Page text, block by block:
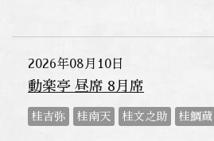
2026年08月10日
動楽亭 昼席 8月席
桂吉弥 桂南天 桂文之助 桂鯛蔵